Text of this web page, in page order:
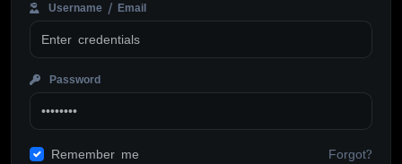
Username / Email
Password
Remember me Forgot?